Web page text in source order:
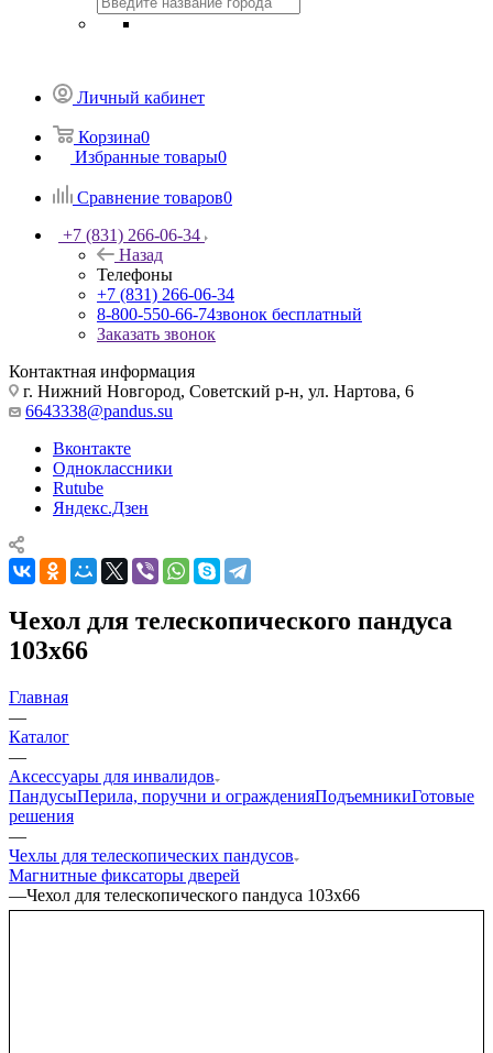
Личный кабинет
Корзина0
Избранные товары0
Сравнение товаров0
+7 (831) 266-06-34
Назад
Телефоны
+7 (831) 266-06-34
8-800-550-66-74звонок бесплатный
Заказать звонок
Контактная информация
г. Нижний Новгород, Советский р-н, ул. Нартова, 6
6643338@pandus.su
Вконтакте
Одноклассники
Rutube
Яндекс.Дзен
Чехол для телескопического пандуса
103x66
Главная
—
Каталог
—
Аксессуары для инвалидов
ПандусыПерила, поручни и огражденияПодъемникиГотовые
решения
—
Чехлы для телескопических пандусов
Магнитные фиксаторы дверей
—Чехол для телескопического пандуса 103x66